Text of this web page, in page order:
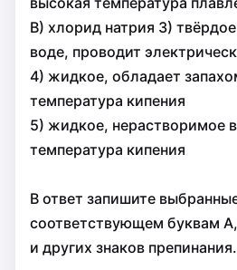
В) хлорид натрия 3)
воде, проводит
4) жидкое, обладает
температура кипения
5) жидкое, нерастворимое
температура кипения
В ответ запишите
соответствующем буквам
и других знаков препинания.